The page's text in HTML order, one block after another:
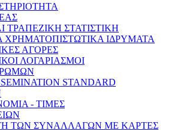
ΤΡΑΠΕΖΙΚΗ ΣΤΑΤΙΣΤΙΚΗ
ΙΔΡΥΜΑΤΑ
ΑΓΟΡΕΣ
ΛΟΓΑΡΙΑΣΜΟΙ
STANDARD
- ΤΙΜΕΣ
ΤΩΝ ΣΥΝΑΛΛΑΓΩΝ ΜΕ ΚΑΡΤΕΣ